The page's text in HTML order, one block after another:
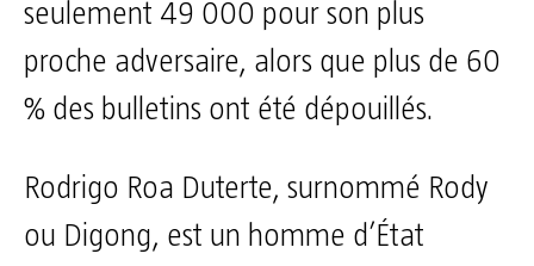
seulement 49 000 pour son plus
proche adversaire, alors que plus de 60
% des bulletins ont été dépouillés.
Rodrigo Roa Duterte, surnommé Rody
ou Digong, est un homme d’État